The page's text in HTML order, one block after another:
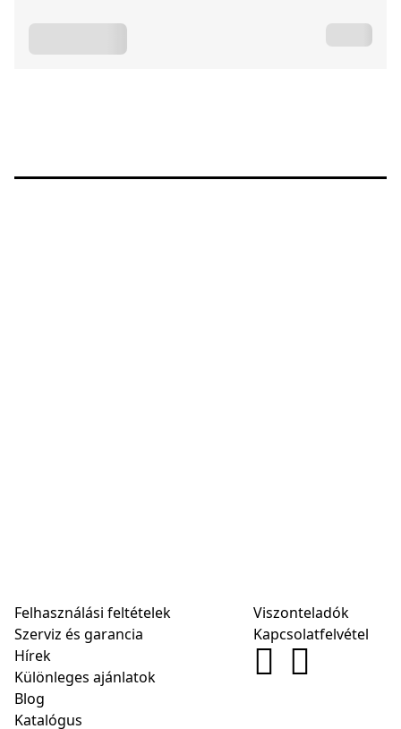
Felhasználási feltételek
Szerviz és garancia
Hírek
Különleges ajánlatok
Blog
Katalógus
Viszonteladók
Kapcsolatfelvétel